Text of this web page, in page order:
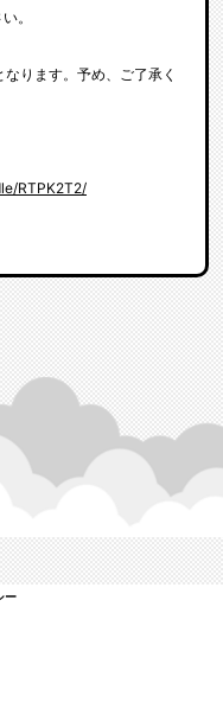
。
ります。予め、ご了承く
RTPK2T2/
ー